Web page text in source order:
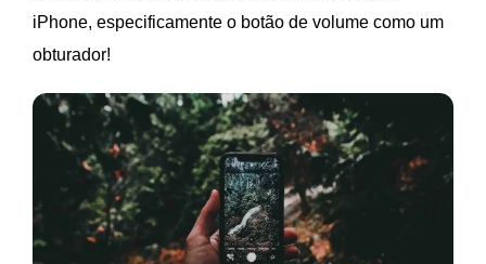
iPhone, especificamente o botão de volume como um
obturador!